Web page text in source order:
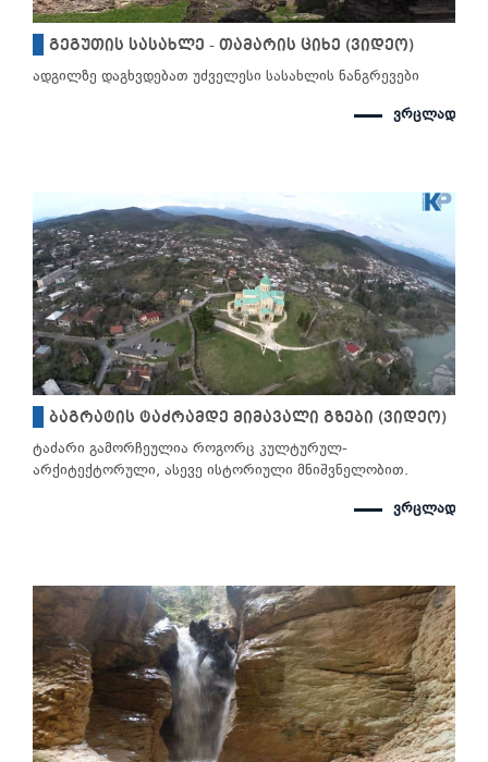
გეგუთის სასახლე - თამარის ციხე (ვიდეო)
ადგილზე დაგხვდებათ უძველესი სასახლის ნანგრევები
ვრცლად
ბაგრატის ტაძრამდე მიმავალი გზები (ვიდეო)
ტაძარი გამორჩეულია როგორც კულტურულ-
არქიტექტორული, ასევე ისტორიული მნიშვნელობით.
ვრცლად